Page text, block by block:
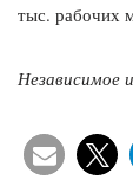
тыс. рабочих
Независимое